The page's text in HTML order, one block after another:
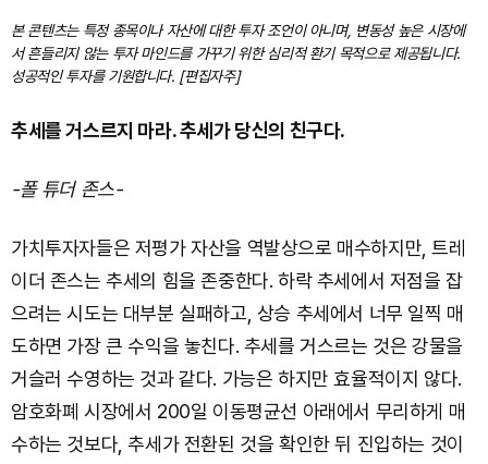
본 콘텐츠는 특정 종목이나 자산에 대한 투자 조언이 아니며, 변동성 높은 시장에
서 흔들리지 않는 투자 마인드를 가꾸기 위한 심리적 환기 목적으로 제공됩니다.
성공적인 투자를 기원합니다. [편집자주]
추세를 거스르지 마라. 추세가 당신의 친구다.
-폴 튜더 존스-
가치투자자들은 저평가 자산을 역발상으로 매수하지만, 트레
이더 존스는 추세의 힘을 존중한다. 하락 추세에서 저점을 잡
으려는 시도는 대부분 실패하고, 상승 추세에서 너무 일찍 매
도하면 가장 큰 수익을 놓친다. 추세를 거스르는 것은 강물을
거슬러 수영하는 것과 같다. 가능은 하지만 효율적이지 않다.
암호화폐 시장에서 200일 이동평균선 아래에서 무리하게 매
수하는 것보다, 추세가 전환된 것을 확인한 뒤 진입하는 것이